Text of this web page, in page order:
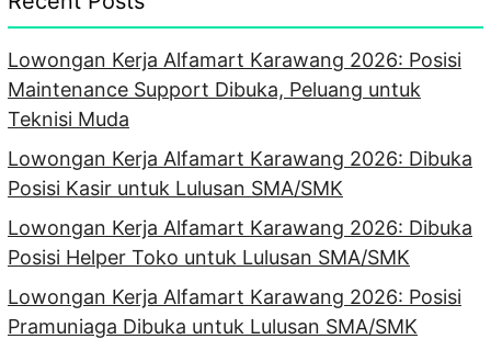
Lowongan Kerja Alfamart Karawang 2026: Posisi
Maintenance Support Dibuka, Peluang untuk
Teknisi Muda
Lowongan Kerja Alfamart Karawang 2026: Dibuka
Posisi Kasir untuk Lulusan SMA/SMK
Lowongan Kerja Alfamart Karawang 2026: Dibuka
Posisi Helper Toko untuk Lulusan SMA/SMK
Lowongan Kerja Alfamart Karawang 2026: Posisi
Pramuniaga Dibuka untuk Lulusan SMA/SMK